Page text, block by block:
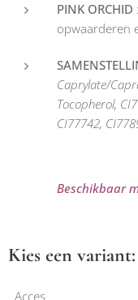
PINK ORCHID
opwaarderen
Caprylate/
Tocopherol,
CI77742,
Beschikbaar
Kies een variant:
Acces